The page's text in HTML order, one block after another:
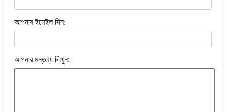
আপনার ইমেইল দিন:
আপনার মন্তব্য লিখুন: